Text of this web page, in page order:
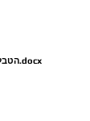
הטבלה הסבר ודף עבודה באדיבות חני שוכמן.docx